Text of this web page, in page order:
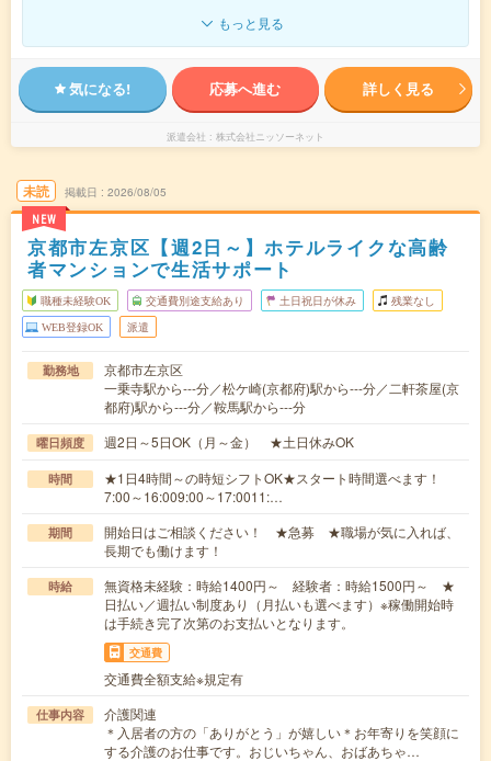
もっと見る
気になる! 応募へ進む 詳しく見る
派遣会社 株式会社ニッソーネット
未読
NEW
掲載日 2026/08/05
京都市左京区【週2日～】ホテルライクな高齢
者マンションで生活サポート
職種未経験OK 交通費別途支給あり 土日祝日が休み 残業なし
WEB登録OK 派遣
勤務地
京都市左京区
一乗寺駅から---分／松ケ崎(京都府)駅から---分／二軒茶屋(京
都府)駅から---分／鞍馬駅から---分
曜日頻度 週2日～5日OK（月～金） ★土日休みOK
時間
★1日4時間～の時短シフトOK★スタート時間選べます！
7:00～16:009:00～17:0011:…
期間
開始日はご相談ください！ ★急募 ★職場が気に入れば、
長期でも働けます！
時給
無資格未経験：時給1400円～ 経験者：時給1500円～ ★
日払い／週払い制度あり（月払いも選べます）※稼働開始時
は手続き完了次第のお支払いとなります。
交通費
交通費全額支給※規定有
仕事内容
介護関連
＊入居者の方の「ありがとう」が嬉しい＊お年寄りを笑顔に
する介護のお仕事です。おじいちゃん、おばあちゃ…